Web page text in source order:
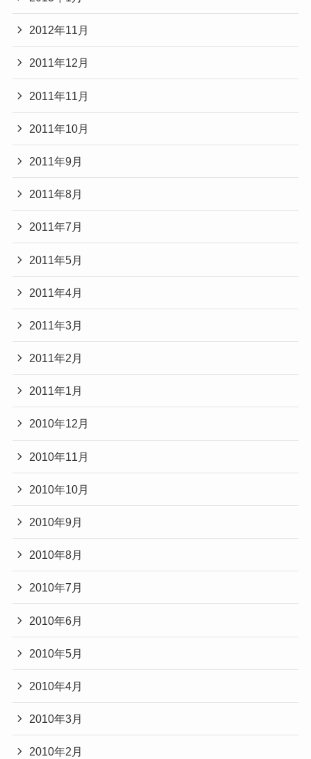
2012年11月
2011年12月
2011年11月
2011年10月
2011年9月
2011年8月
2011年7月
2011年5月
2011年4月
2011年3月
2011年2月
2011年1月
2010年12月
2010年11月
2010年10月
2010年9月
2010年8月
2010年7月
2010年6月
2010年5月
2010年4月
2010年3月
2010年2月